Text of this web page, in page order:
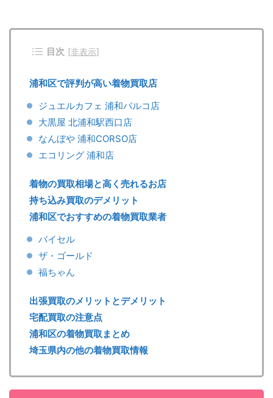
目次 [非表示]
浦和区で評判が高い着物買取店
ジュエルカフェ 浦和パルコ店
大黒屋 北浦和駅西口店
なんぼや 浦和CORSO店
エコリング 浦和店
着物の買取相場と高く売れるお店
持ち込み買取のデメリット
浦和区でおすすめの着物買取業者
バイセル
ザ・ゴールド
福ちゃん
出張買取のメリットとデメリット
宅配買取の注意点
浦和区の着物買取まとめ
埼玉県内の他の着物買取情報